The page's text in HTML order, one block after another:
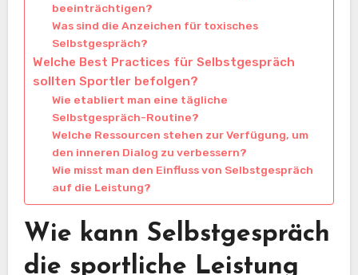
beeinträchtigen?
Was sind die Anzeichen für toxisches
Selbstgespräch?
Welche Best Practices für Selbstgespräch
sollten Sportler befolgen?
Wie etabliert man eine tägliche
Selbstgespräch-Routine?
Welche Ressourcen stehen zur Verfügung, um
den inneren Dialog zu verbessern?
Wie misst man den Einfluss von Selbstgespräch
auf die Leistung?
Wie kann Selbstgespräch
die sportliche Leistung